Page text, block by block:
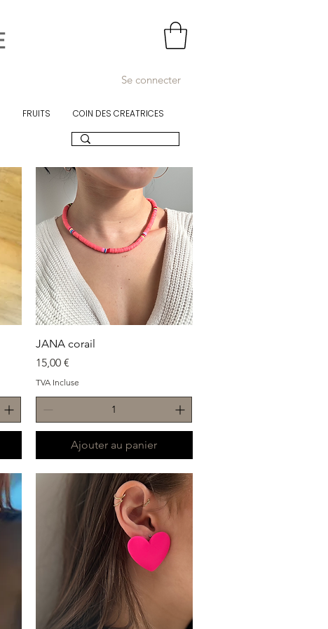
Se connecter
FRUITS COIN DES CREATRICES
Aperçu rapide
JANA corail
Prix
15,00 €
TVA Incluse
Ajouter au panier